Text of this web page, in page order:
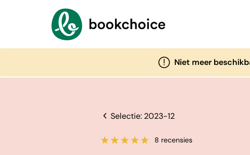
Niet meer
Selectie: 2023-12
8 recensies